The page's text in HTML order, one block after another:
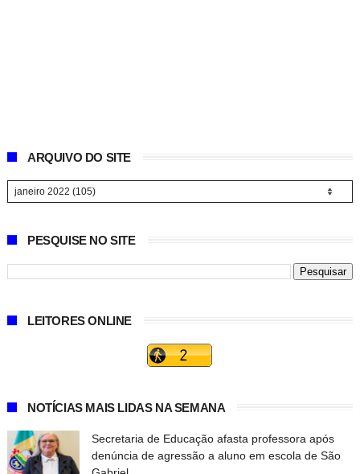
ARQUIVO DO SITE
PESQUISE NO SITE
LEITORES ONLINE
NOTÍCIAS MAIS LIDAS NA SEMANA
Secretaria de Educação afasta professora após
denúncia de agressão a aluno em escola de São